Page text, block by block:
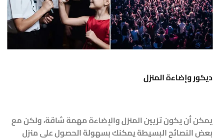
ديكور وإضاءة المنزل
يمكن أن يكون تزيين المنزل والإضاءة مهمة شاقة، ولكن مع
بعض النصائح البسيطة يمكنك بسهولة الحصول على منزل